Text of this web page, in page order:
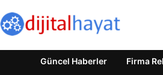
Güncel Haberler Firma